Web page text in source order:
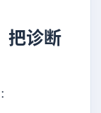
把诊断